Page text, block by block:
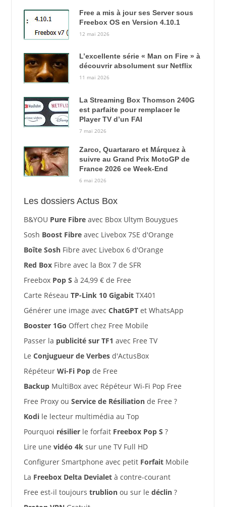
Free a mis à jour ses Server sous
Freebox OS en Version 4.10.1
12 mai 2026
L’excellente série « Man on Fire » à
découvrir absolument sur Netflix
11 mai 2026
La Streaming Box Thomson 240G
est parfaite pour remplacer le
Player TV d’un FAI
7 mai 2026
Zarco, Quartararo et Márquez à
suivre au Grand Prix MotoGP de
France 2026 ce Week-End
6 mai 2026
Les dossiers Actus Box
B&YOU Pure Fibreavec Bbox Ultym Bouygues
Sosh Boost Fibreavec Livebox 7SE d'Orange
Boîte SoshFibre avec Livebox 6 d'Orange
Red BoxFibre avec la Box 7 de SFR
Freebox Pop S à 24,99 € de Free
Carte Réseau TP-Link 10 GigabitTX401
Générer une image avec ChatGPTet WhatsApp
Booster 1Go Offert chez Free Mobile
Passer la publicité sur TF1 avec Free TV
Le Conjugueur de Verbesd'ActusBox
Répéteur Wi-Fi Popde Free
BackupMultiBox avec Répéteur Wi-Fi Pop Free
Free Proxy ou Service de Résiliationde Free ?
Kodile lecteur multimédia au Top
Pourquoi résilierle forfait Freebox Pop S ?
Lire une vidéo 4ksur une TV Full HD
Configurer Smartphone avec petit ForfaitMobile
La Freebox Delta Devialetà contre-courant
Free est-il toujours trublionou sur le déclin?